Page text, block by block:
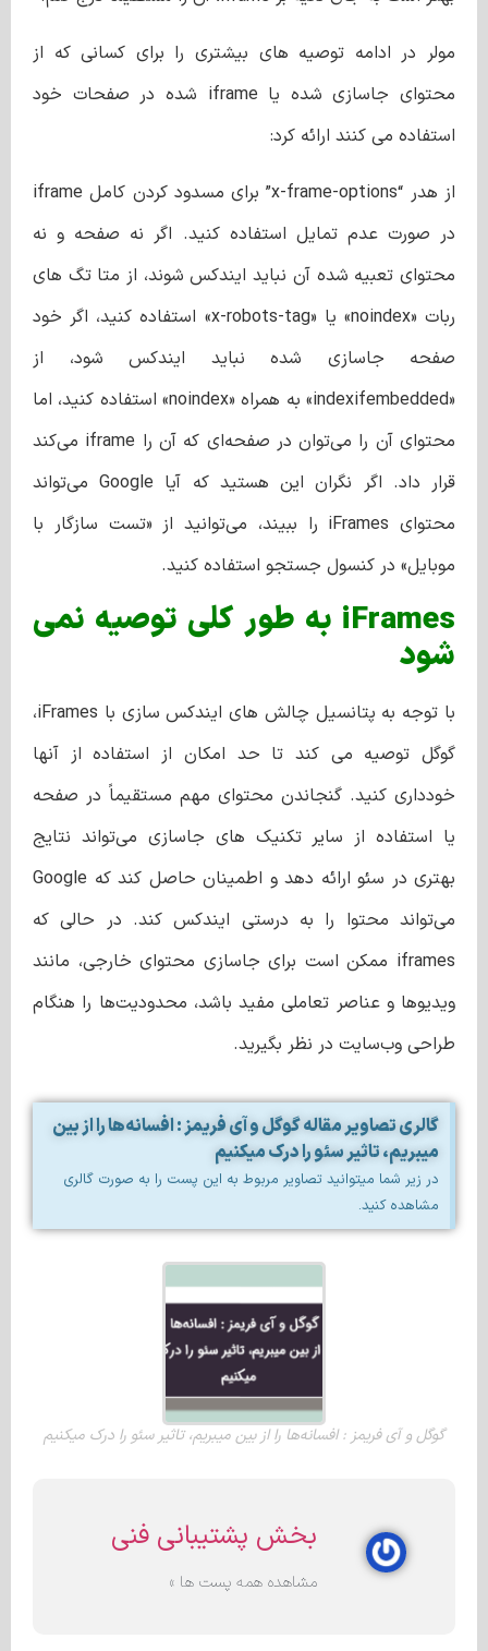
مولر در ادامه توصیه های بیشتری را برای کسانی که از
محتوای جاسازی شده یا iframe شده در صفحات خود
استفاده می کنند ارائه کرد:
از هدر “x-frame-options” برای مسدود کردن کامل iframe
در صورت عدم تمایل استفاده کنید. اگر نه صفحه و نه
محتوای تعبیه شده آن نباید ایندکس شوند، از متا تگ های
ربات «noindex» یا «x-robots-tag» استفاده کنید، اگر خود
صفحه جاسازی شده نباید ایندکس شود، از
«indexifembedded» به همراه «noindex» استفاده کنید، اما
محتوای آن را می‌توان در صفحه‌ای که آن را iframe می‌کند
قرار داد. اگر نگران این هستید که آیا Google می‌تواند
محتوای iFrames را ببیند، می‌توانید از «تست سازگار با
موبایل» در کنسول جستجو استفاده کنید.
iFrames به طور کلی توصیه نمی
شود
با توجه به پتانسیل چالش های ایندکس سازی با iFrames،
گوگل توصیه می کند تا حد امکان از استفاده از آنها
خودداری کنید. گنجاندن محتوای مهم مستقیماً در صفحه
یا استفاده از سایر تکنیک‌ های جاسازی می‌تواند نتایج
بهتری در سئو ارائه دهد و اطمینان حاصل کند که Google
می‌تواند محتوا را به درستی ایندکس کند. در حالی که
iframes ممکن است برای جاسازی محتوای خارجی، مانند
ویدیوها و عناصر تعاملی مفید باشد، محدودیت‌ها را هنگام
طراحی وب‌سایت در نظر بگیرید.
گالری تصاویر مقاله گوگل و آی فریمز : افسانه‌ها را از بین
میبریم، تاثیر سئو را درک میکنیم
در زیر شما میتوانید تصاویر مربوط به این پست را به صورت گالری
مشاهده کنید.
گوگل و آی فریمز : افسانه‌ها را از بین میبریم، تاثیر سئو را درک میکنیم
بخش پشتیبانی فنی
مشاهده همه پست ها »